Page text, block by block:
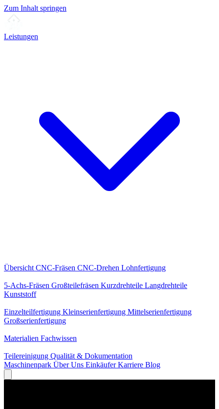
Zum Inhalt springen
Leistungen
Übersicht CNC-Fräsen CNC-Drehen Lohnfertigung
5-Achs-Fräsen Großteilefräsen Kurzdrehteile Langdrehteile
Kunststoff
Einzelteilfertigung Kleinserienfertigung Mittelserienfertigung
Großserienfertigung
Materialien Fachwissen
Teilereinigung Qualität & Dokumentation
Maschinenpark Über Uns EinkäuferKarriere Blog